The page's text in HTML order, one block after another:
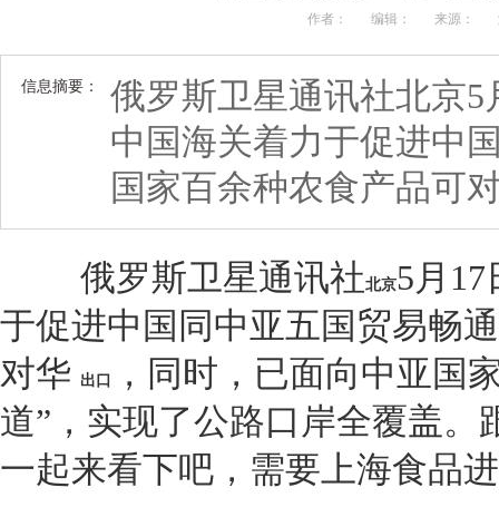
作者： 编辑： 来源：
信息摘要：
俄罗斯卫星通讯社北京
中国海关着力于促进中
国家百余种农食产品可
俄罗斯卫星通讯社北京5月
于促进中国同中亚五国贸易畅
对华
出口
，同时，已面向中亚国
道”，实现了公路口岸全覆盖。
一起来看下吧，需要上海食